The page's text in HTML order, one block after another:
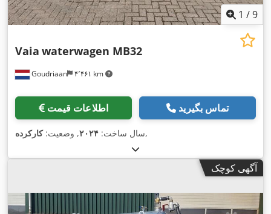
1 /9
Goudriaan ۴٬۴۶۱ km
Vaia waterwagen MB32
اطلاعات قیمت تماس بگیرید
سال ساخت: ۲۰۲۴, وضعیت:کارکرده ,
آگهی کوچک